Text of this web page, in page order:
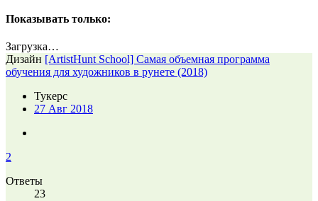
Показывать только:
Загрузка…
Дизайн [ArtistHunt School] Самая объемная программа
обучения для художников в рунете (2018)
Тукерс
27 Авг 2018
2
Ответы
23